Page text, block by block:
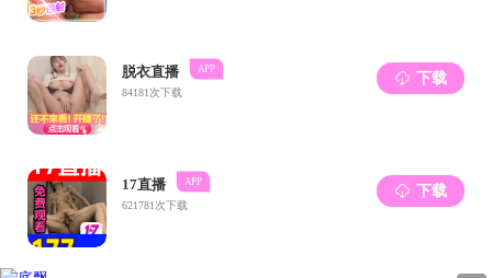
版权所有 : © 2023 国产直播-国产在线直播 版权所有